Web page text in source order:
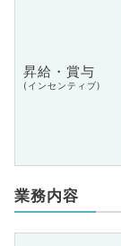
昇給・賞与
(インセンティブ)
業務内容